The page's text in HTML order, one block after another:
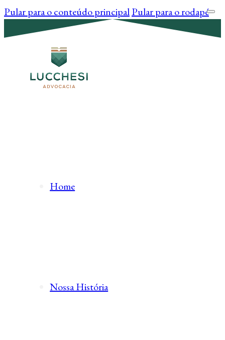
Pular para o conteúdo principalPular para o rodapé
Home
Nossa História